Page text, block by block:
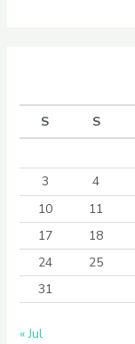
S
S
3
4
10
11
17
18
24
25
31
« Jul